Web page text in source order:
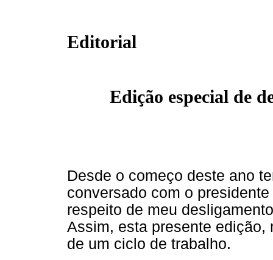
Editorial
Edição especial de
Desde o começo deste ano
conversado com o
respeito de meu
Assim, esta presente edição,
de um ciclo de trabalho.